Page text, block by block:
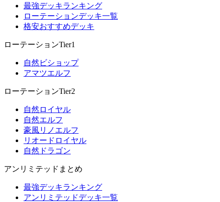
最強デッキランキング
ローテーションデッキ一覧
格安おすすめデッキ
ローテーションTier1
自然ビショップ
アマツエルフ
ローテーションTier2
自然ロイヤル
自然エルフ
豪風リノエルフ
リオードロイヤル
自然ドラゴン
アンリミテッドまとめ
最強デッキランキング
アンリミテッドデッキ一覧